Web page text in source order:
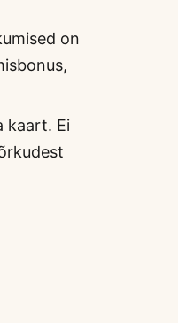
on
kaart. Ei